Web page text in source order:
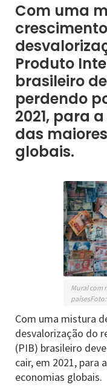
Com uma
Produto
brasileiro
perdendo
2021, para
das
globais.
Mural com
Com uma mistura
desvalorização do
(PIB) brasileiro
cair, em 2021, para
economias globais.